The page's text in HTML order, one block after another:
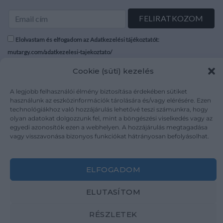
Cookie (süti) kezelés
A legjobb felhasználói élmény biztosítása érdekében sütiket
használunk az eszközinformációk tárolására és/vagy elérésére. Ezen
technológiákhoz való hozzájárulás lehetővé teszi számunkra, hogy
olyan adatokat dolgozzunk fel, mint a böngészési viselkedés vagy az
egyedi azonosítók ezen a webhelyen. A hozzájárulás megtagadása
vagy visszavonása bizonyos funkciókat hátrányosan befolyásolhat.
ELFOGADOM
ELUTASÍTOM
RÉSZLETEK
Elolvastam és elfogadom az Adatkezelési tájékoztatót:
mutargy.com/adatkezelesi-tajekoztato/
Médiaajánlat
Karrier
Kapcsolat
Áraink
ÁSZF
Adatvédelem
Impresszum